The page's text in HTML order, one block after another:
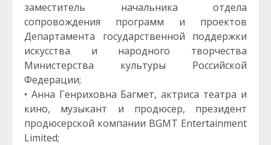
заместитель начальника отдела
сопровождения программ и проектов
Департамента государственной поддержки
искусства и народного творчества
Министерства культуры Российской
Федерации;
• Анна Генриховна Багмет, актриса театра и
кино, музыкант и продюсер, президент
продюсерской компании BGMT Entertainment
Limited;